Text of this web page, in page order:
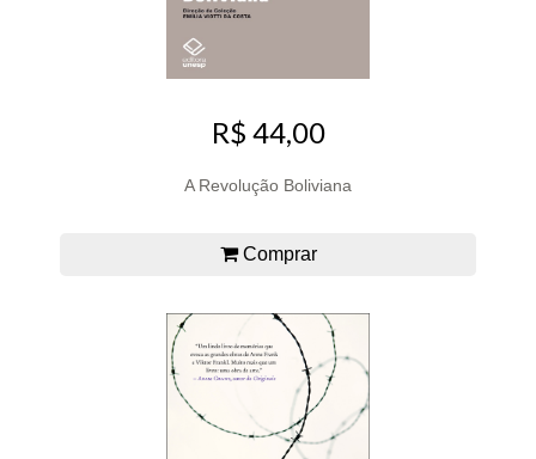
R$ 44,00
A Revolução Boliviana
Comprar